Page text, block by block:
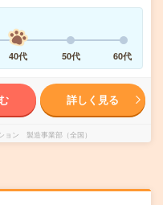
40代 50代 60代
詳しく見る
ョン 製造事業部（全国）